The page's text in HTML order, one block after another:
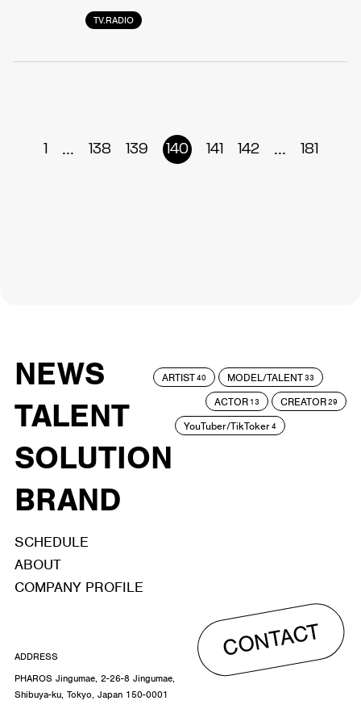
TV.RADIO
1 ... 138 139 140 141 142 ... 181
NEWS
TALENT
SOLUTION
BRAND
ARTIST40 MODEL/TALENT33
ACTOR 13 CREATOR29
YouTuber/TikToker4
SCHEDULE
ABOUT
COMPANY PROFILE
CONTACT
ADDRESS
PHAROS Jingumae, 2-26-8 Jingumae,
Shibuya-ku, Tokyo, Japan 150-0001